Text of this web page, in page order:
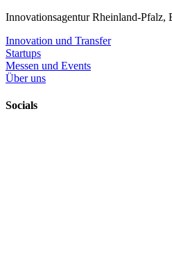
Innovationsagentur Rheinland-
Innovation und Transfer
Startups
Messen und Events
Über uns
Socials